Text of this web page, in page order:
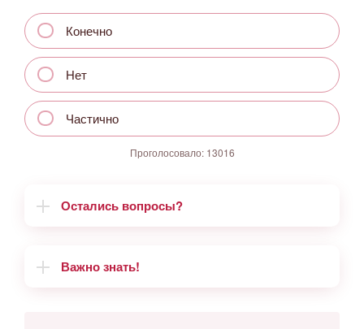
Конечно
Нет
Частично
Проголосовало: 13016
Остались вопросы?
Важно знать!